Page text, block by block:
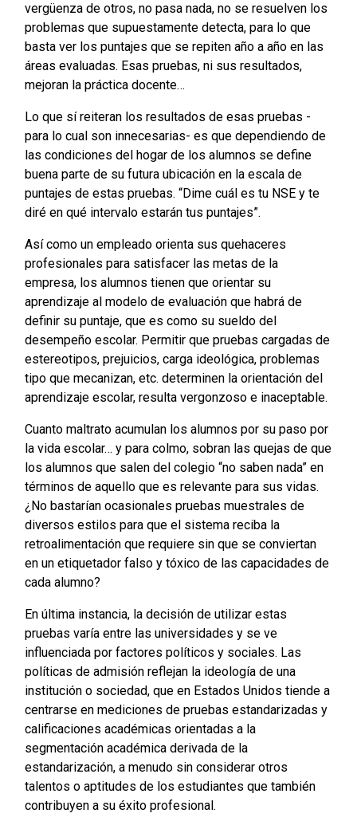
vergüenza de otros, no pasa nada, no se resuelven los
problemas que supuestamente detecta, para lo que
basta ver los puntajes que se repiten año a año en las
áreas evaluadas. Esas pruebas, ni sus resultados,
mejoran la práctica docente…
Lo que sí reiteran los resultados de esas pruebas -
para lo cual son innecesarias- es que dependiendo de
las condiciones del hogar de los alumnos se define
buena parte de su futura ubicación en la escala de
puntajes de estas pruebas. “Dime cuál es tu NSE y te
diré en qué intervalo estarán tus puntajes”.
Así como un empleado orienta sus quehaceres
profesionales para satisfacer las metas de la
empresa, los alumnos tienen que orientar su
aprendizaje al modelo de evaluación que habrá de
definir su puntaje, que es como su sueldo del
desempeño escolar. Permitir que pruebas cargadas de
estereotipos, prejuicios, carga ideológica, problemas
tipo que mecanizan, etc. determinen la orientación del
aprendizaje escolar, resulta vergonzoso e inaceptable.
Cuanto maltrato acumulan los alumnos por su paso por
la vida escolar… y para colmo, sobran las quejas de que
los alumnos que salen del colegio “no saben nada” en
términos de aquello que es relevante para sus vidas.
¿No bastarían ocasionales pruebas muestrales de
diversos estilos para que el sistema reciba la
retroalimentación que requiere sin que se conviertan
en un etiquetador falso y tóxico de las capacidades de
cada alumno?
En última instancia, la decisión de utilizar estas
pruebas varía entre las universidades y se ve
influenciada por factores políticos y sociales. Las
políticas de admisión reflejan la ideología de una
institución o sociedad, que en Estados Unidos tiende a
centrarse en mediciones de pruebas estandarizadas y
calificaciones académicas orientadas a la
segmentación académica derivada de la
estandarización, a menudo sin considerar otros
talentos o aptitudes de los estudiantes que también
contribuyen a su éxito profesional.